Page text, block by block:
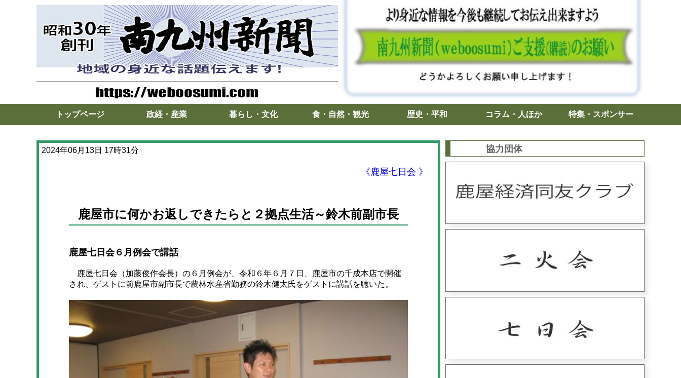
トップページ 政経・産業 暮らし・文化 食・自然・観光 歴史・平和 コラム・人ほか 特集・スポンサー
2024年06月13日 17時31分
《鹿屋七日会 》
鹿屋市に何かお返しできたらと２拠点生活～鈴木前副市長
鹿屋七日会６月例会で講話
鹿屋七日会（加藤俊作会長）の６月例会が、令和６年６月７日、鹿屋市の千成本店で開催
され、ゲストに前鹿屋市副市長で農林水産省勤務の鈴木健太氏をゲストに講話を聴いた。
協力団体